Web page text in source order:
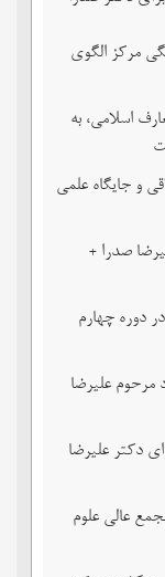
مرکز الگوی
اسلامی، به
و جایگاه علمی
صدرا +
دوره چهارم
مرحوم علیرضا
دکتر علیرضا
عالی علوم